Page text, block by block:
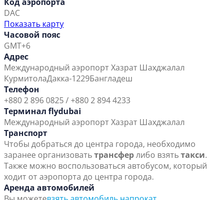
Код аэропорта
DAC
Показать карту
Часовой пояс
GMT+6
Адрес
Международный аэропорт Хазрат Шахджалал
КурмитолаДакка-1229Бангладеш
Телефон
+880 2 896 0825 / +880 2 894 4233
Терминал flydubai
Международный аэропорт Хазрат Шахджалал
Транспорт
Чтобы добраться до центра города, необходимо
заранее организоватьтрансферлибо взятьтакси.
Также можно воспользоваться автобусом, который
ходит от аэропорта до центра города.
Аренда автомобилей